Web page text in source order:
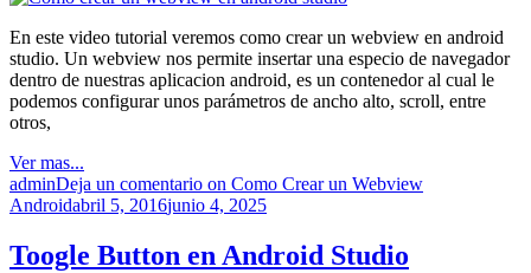
En este video tutorial veremos como crear un webview en android
studio. Un webview nos permite insertar una especio de navegador
dentro de nuestras aplicacion android, es un contenedor al cual le
podemos configurar unos parámetros de ancho alto, scroll, entre
otros,
Ver mas...
adminDeja un comentario on Como Crear un Webview
Androidabril 5, 2016junio 4, 2025
Toogle Button en Android Studio